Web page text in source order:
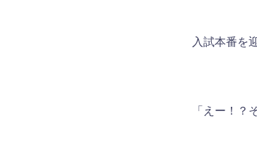
入試本番を
「えー！